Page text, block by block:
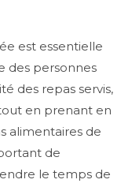
est essentielle
des personnes
des repas servis,
en prenant en
alimentaires de
de
le temps de